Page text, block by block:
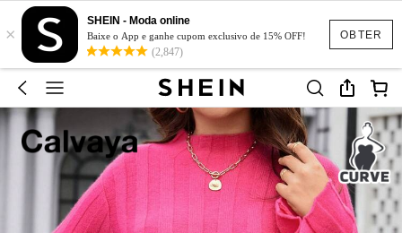
OBTER
×
SHEIN - Moda online
Baixe o App e ganhe cupom exclusivo de 15% OFF!
(2,847)